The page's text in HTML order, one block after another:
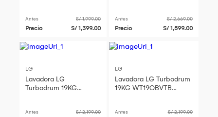
Antes S/ 1,999.00
Precio S/ 1,399.00
Antes S/ 2,669.00
Precio S/ 1,599.00
LG
Lavadora LG
Turbodrum 19KG
Antes S/ 2,199.00
LG
Lavadora LG Turbodrum
19KG WT19OBVTB
Antes S/ 2,199.00